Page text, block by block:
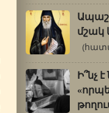
մշակ
Ի՞նչ